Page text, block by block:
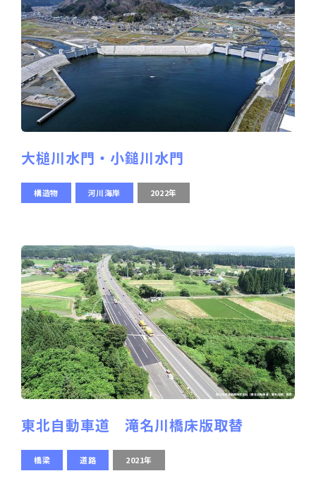
大槌川水門・小鎚川水門
構造物 河川海岸 2022年
東北自動車道 滝名川橋床版取替
橋梁 道路 2021年